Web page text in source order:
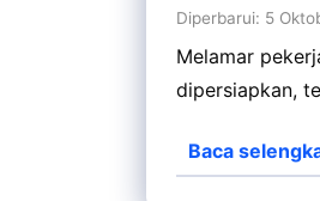
Diperbarui: 5
Melamar
dipersiapkan,
Baca